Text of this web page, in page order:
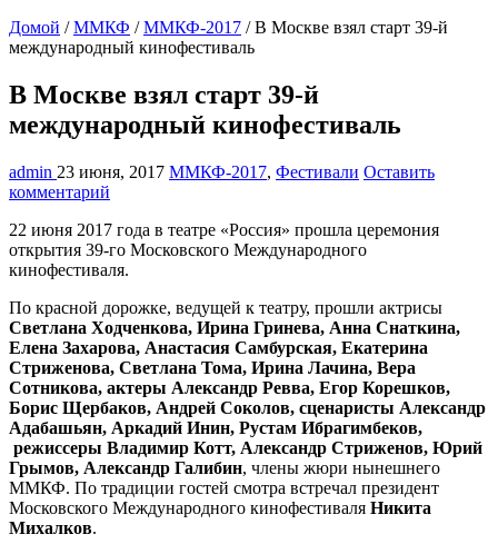
Домой / ММКФ / ММКФ-2017 / В Москве взял старт 39-й
международный кинофестиваль
В Москве взял старт 39-й
международный кинофестиваль
admin 23 июня, 2017 ММКФ-2017, Фестивали Оставить
комментарий
22 июня 2017 года в театре «Россия» прошла церемония
открытия 39-го Московского Международного
кинофестиваля.
По красной дорожке, ведущей к театру, прошли актрисы
Светлана Ходченкова, Ирина Гринева, Анна Снаткина,
Елена Захарова, Анастасия Самбурская, Екатерина
Стриженова, Светлана Тома, Ирина Лачина, Вера
Сотникова, актеры Александр Ревва, Егор Корешков,
Борис Щербаков, Андрей Соколов, сценаристы Александр
Адабашьян, Аркадий Инин, Рустам Ибрагимбеков,
режиссеры Владимир Котт, Александр Стриженов, Юрий
Грымов, Александр Галибин, члены жюри нынешнего
ММКФ. По традиции гостей смотра встречал президент
Московского Международного кинофестиваля Никита
Михалков.